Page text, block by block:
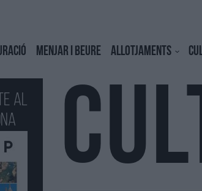
MENJAR I BEURE ALLOTJAMENTS
al